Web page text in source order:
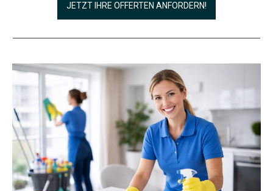
JETZT IHRE OFFERTEN ANFORDERN!